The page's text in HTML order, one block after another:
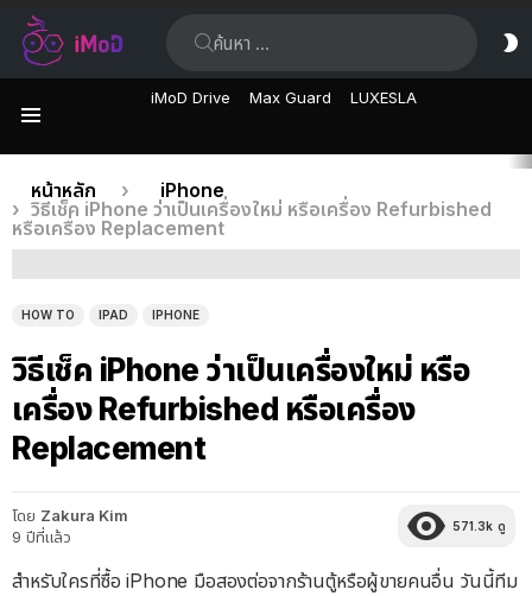
iMoD Drive Max Guard LUXESLA
เรื่อง
ล่าสุด
คุณอยู่ที่นี่:
หน้าหลัก
iPhone
วิธีเช็ค iPhone ว่าเป็นเครื่องใหม่ หรือเครื่อง Refurbished
หรือเครื่อง Replacement
HOW TO IPAD IPHONE
วิธีเช็ค iPhone ว่าเป็นเครื่องใหม่ หรือ
เครื่อง Refurbished หรือเครื่อง
Replacement
โดย Zakura Kim
9 ปีที่แล้ว
571.3k ดู
สำหรับใครที่ซื้อ iPhone มือสองต่อจากร้านตู้หรือผู้ขายคนอื่น วันนี้ทีม